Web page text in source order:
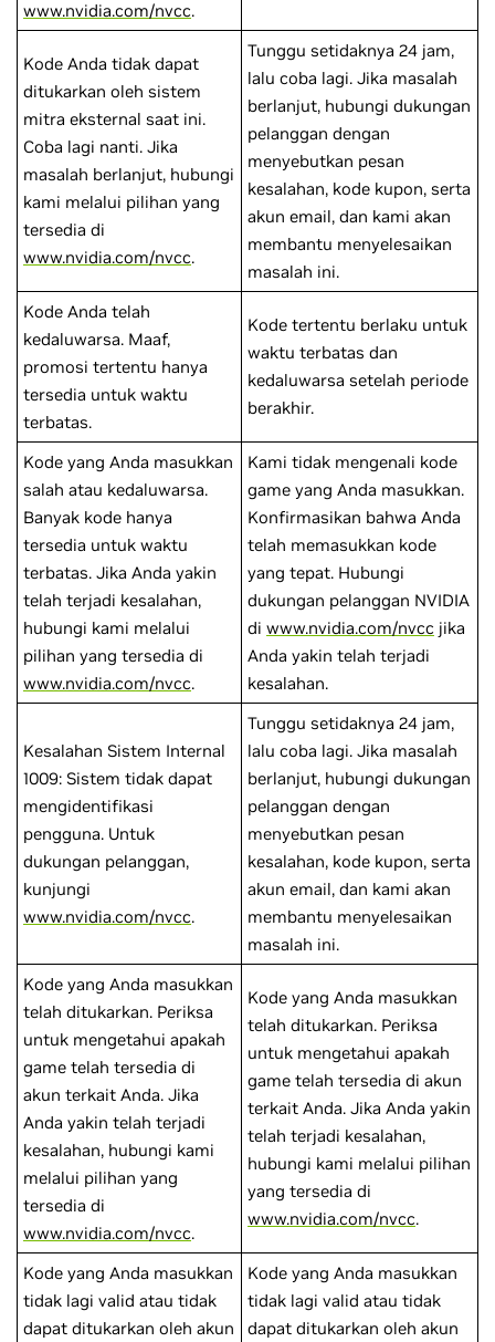
www.nvidia.com/nvcc.
Kode Anda tidak dapat
ditukarkan oleh sistem
mitra eksternal saat ini.
Coba lagi nanti. Jika
masalah berlanjut, hubungi
kami melalui pilihan yang
tersedia di
www.nvidia.com/nvcc.
Tunggu setidaknya 24 jam,
lalu coba lagi. Jika masalah
berlanjut, hubungi dukungan
pelanggan dengan
menyebutkan pesan
kesalahan, kode kupon, serta
akun email, dan kami akan
membantu menyelesaikan
masalah ini.
Kode Anda telah
kedaluwarsa. Maaf,
promosi tertentu hanya
tersedia untuk waktu
terbatas.
Kode tertentu berlaku untuk
waktu terbatas dan
kedaluwarsa setelah periode
berakhir.
Kode yang Anda masukkan
salah atau kedaluwarsa.
Banyak kode hanya
tersedia untuk waktu
terbatas. Jika Anda yakin
telah terjadi kesalahan,
hubungi kami melalui
pilihan yang tersedia di
www.nvidia.com/nvcc.
Kami tidak mengenali kode
game yang Anda masukkan.
Konfirmasikan bahwa Anda
telah memasukkan kode
yang tepat. Hubungi
dukungan pelanggan NVIDIA
di www.nvidia.com/nvcc jika
Anda yakin telah terjadi
kesalahan.
Kesalahan Sistem Internal
1009: Sistem tidak dapat
mengidentifikasi
pengguna. Untuk
dukungan pelanggan,
kunjungi
www.nvidia.com/nvcc.
Tunggu setidaknya 24 jam,
lalu coba lagi. Jika masalah
berlanjut, hubungi dukungan
pelanggan dengan
menyebutkan pesan
kesalahan, kode kupon, serta
akun email, dan kami akan
membantu menyelesaikan
masalah ini.
Kode yang Anda masukkan
telah ditukarkan. Periksa
untuk mengetahui apakah
game telah tersedia di
akun terkait Anda. Jika
Anda yakin telah terjadi
kesalahan, hubungi kami
melalui pilihan yang
tersedia di
www.nvidia.com/nvcc.
Kode yang Anda masukkan
telah ditukarkan. Periksa
untuk mengetahui apakah
game telah tersedia di akun
terkait Anda. Jika Anda yakin
telah terjadi kesalahan,
hubungi kami melalui pilihan
yang tersedia di
www.nvidia.com/nvcc.
Kode yang Anda masukkan
tidak lagi valid atau tidak
dapat ditukarkan oleh akun
Kode yang Anda masukkan
tidak lagi valid atau tidak
dapat ditukarkan oleh akun